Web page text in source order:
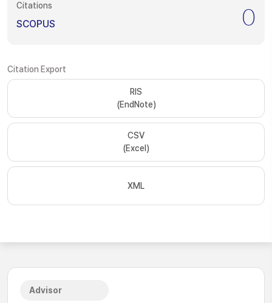
Citations
SCOPUS 0
Citation Export
RIS
(EndNote)
CSV
(Excel)
XML
Advisor